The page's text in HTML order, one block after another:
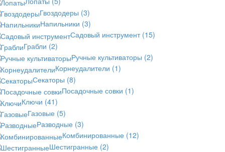
Гвоздодеры (3)
Напильники (3)
Садовый инструмент (15)
Грабли (2)
Ручные культиваторы (2)
Корнеудалители (1)
Секаторы (8)
Посадочные совки (1)
Ключи (41)
Газовые (5)
Разводные (3)
Комбинированные (12)
Шестигранные (2)